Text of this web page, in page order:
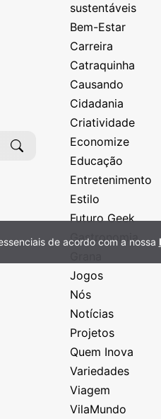
sustentáveis
Bem-Estar
Carreira
Catraquinha
Causando
Cidadania
Criatividade
Economize
Educação
Entretenimento
Estilo
Futuro Geek
Gastronomia
Jogos
Nós
Notícias
Projetos
Quem Inova
Variedades
Viagem
VilaMundo
e Cookies
de acordo com a nossa